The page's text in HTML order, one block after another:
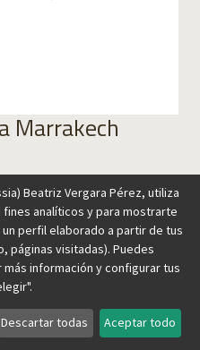
Marrakech
al carrito
que presenta una
Beatriz Vergara Pérez, utiliza
analíticos y para mostrarte
perfil elaborado a partir de tus
páginas visitadas). Puedes
información y configurar tus
Descartar todas Aceptar todo